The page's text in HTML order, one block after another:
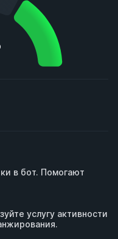
в бот. Помогают
услугу активности